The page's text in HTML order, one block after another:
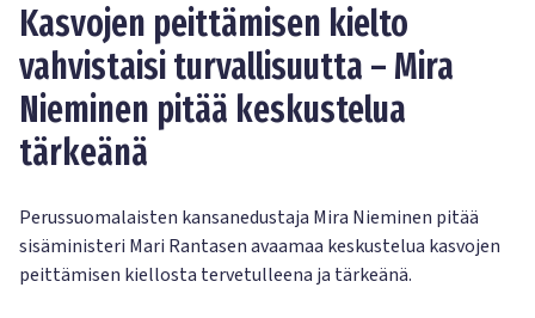
Kasvojen peittämisen kielto
vahvistaisi turvallisuutta – Mira
Nieminen pitää keskustelua
tärkeänä
Perussuomalaisten kansanedustaja Mira Nieminen pitää
sisäministeri Mari Rantasen avaamaa keskustelua kasvojen
peittämisen kiellosta tervetulleena ja tärkeänä.